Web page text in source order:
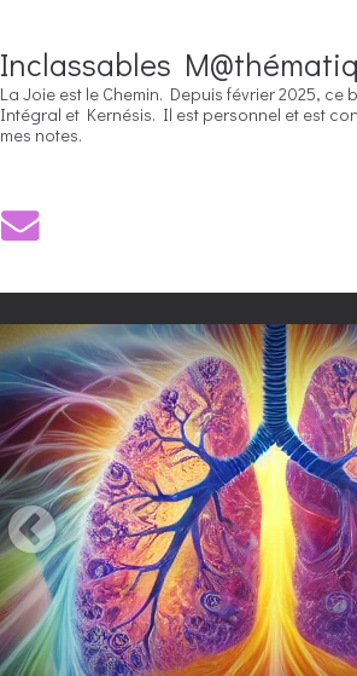
Inclassables
La Joie est le Chemin. Depuis février 2025, ce
Intégral et Kernésis. Il est personnel et est
mes notes.